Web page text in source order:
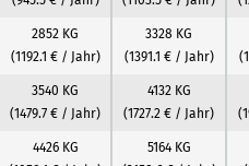
2852 KG
(1192.1 € / Jahr)
3328 KG
(1391.1 € / Jahr)
3540 KG
(1479.7 € / Jahr)
4132 KG
(1727.2 € / Jahr)
4426 KG
5164 KG